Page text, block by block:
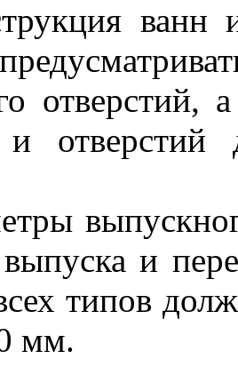
ванн
и отверстий
и
типов
мм.